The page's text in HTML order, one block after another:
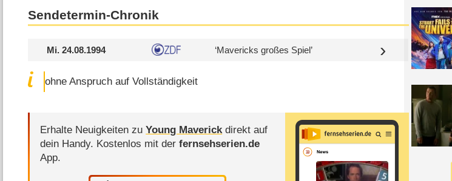
Sendetermin-Chronik
Mi. 24.08.1994 ‘Mavericks großes Spiel’
ohne Anspruch auf Vollständigkeit
Erhalte Neuigkeiten zuYoung Maverick direkt auf
dein Handy. Kostenlos mit derfernsehserien.de
App.